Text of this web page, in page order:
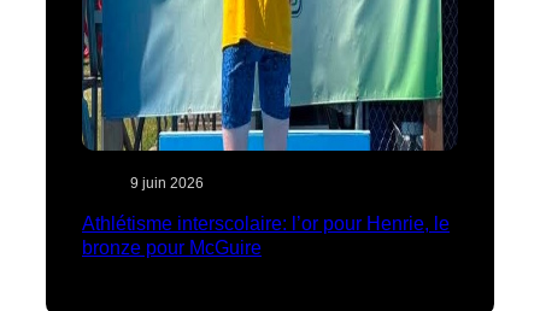
9 juin 2026
Athlétisme interscolaire: l’or pour Henrie, le
bronze pour McGuire